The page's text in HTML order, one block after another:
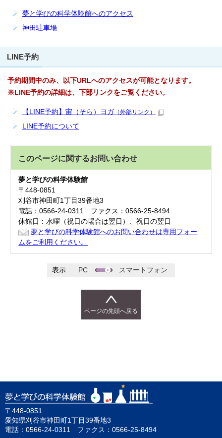
夢と学びの科学体験館へのアクセス
神田駐車場
LINE予約
予約期間中のみ、以下URLへのアクセスが可能となります。
※LINE予約の詳細は、下部リンクをご覧ください。
【LINE予約】宙（そら）ヨガ （外部リンク）
LINE予約について
このページに関するお問い合わせ
夢と学びの科学体験館
〒448-0851
刈谷市神田町1丁目39番地3
電話：0566-24-0311 ファクス：0566-25-8494
休館日：水曜（祝日の場合は翌日）、祝日の翌日
夢と学びの科学体験館へのお問い合わせは専用フォー
ムをご利用ください。
表示 PC スマートフォン
ページの先頭へ戻る
〒448-0851
愛知県刈谷市神田町1丁目39番地3
電話：0566-24-0311 ファクス：0566-25-8494